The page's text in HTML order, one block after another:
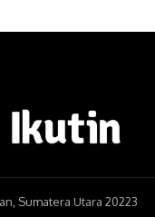
Sumatera Utara 20223